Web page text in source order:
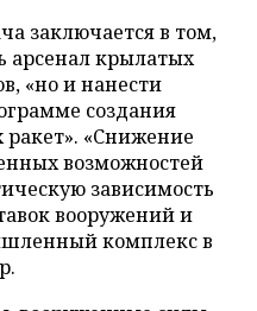
заключается в том,
арсенал крылатых
«но и нанести
создания
«Снижение
возможностей
зависимость
вооружений и
комплекс в